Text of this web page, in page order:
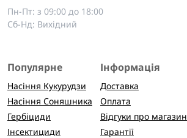
Пн-Пт: з 09:00 до 18:00
Сб-Нд: Вихідний
Популярне
Насіння Кукурудзи
Насіння Соняшника
Гербіциди
Інсектициди
Інформація
Доставка
Оплата
Відгуки про магазин
Гарантії